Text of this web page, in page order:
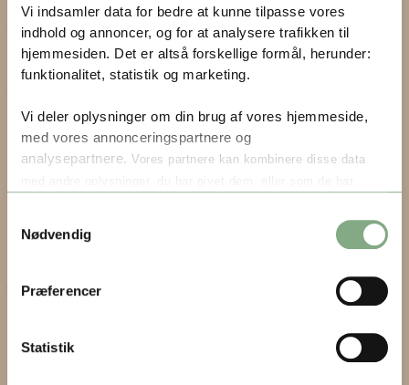
Vi indsamler data for bedre at kunne tilpasse vores
indhold og annoncer, og for at analysere trafikken til
hjemmesiden. Det er altså forskellige formål, herunder:
funktionalitet, statistik og marketing.
Vi deler oplysninger om din brug af vores hjemmeside,
med vores annonceringspartnere og
analysepartnere.Vores partnere kan kombinere disse data
Du kan altid ændre dine indstillinger eller trække dit samtykke
kan læse mere om vores brug af cookies.
Nødvendig
Præferencer
Statistik
CVR.: 38486020
Tlf.:+45 3131 1616
kontakt@discnordic.dk
©2026 DISCnordic – Powered by